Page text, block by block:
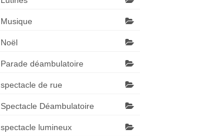
Musique
Noël
Parade déambulatoire
spectacle de rue
Spectacle Déambulatoire
spectacle lumineux